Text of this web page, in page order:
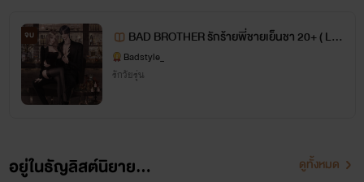
>> เปิดเรื่องวันที่2มีนา<<
จบ
BAD BROTHER รักร้ายพี่ชายเย็นชา 20+ ( L x
SIDA )
Badstyle_
รักวัยรุ่น
อยู่ในธัญลิสต์นิยาย... ดูทั้งหมด